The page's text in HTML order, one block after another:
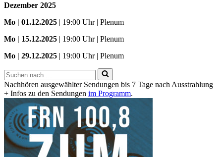
Dezember 2025
Mo | 01.12.2025 | 19:00 Uhr | Plenum
Mo | 15.12.2025 | 19:00 Uhr | Plenum
Mo | 29.12.2025 | 19:00 Uhr | Plenum
Suchen
nach …
Nachhören ausgewählter Sendungen bis 7 Tage nach Ausstrahlung
+ Infos zu den Sendungen im Programm.